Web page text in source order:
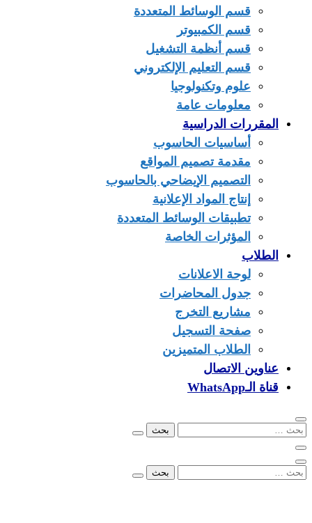
قسم الوسائط المتعددة
قسم الكمبيوتر
قسم أنظمة التشغيل
قسم التعليم الإلكتروني
علوم وتكنولوجيا
معلومات عامة
المقررات الدراسية
أساسيات الحاسوب
مقدمة تصميم المواقع
التصميم الإيضاحي بالحاسوب
إنتاج المواد الإعلانية
تطبيقات الوسائط المتعددة
المؤثرات الخاصة
الطلاب
لوحة الاعلانات
جدول المحاضرات
مشاريع التخرج
صفحة التسجيل
الطلاب المتميزين
عناوين الاتصال
قناة الـWhatsApp
البحث
عن:
البحث